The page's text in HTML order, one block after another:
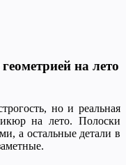
на лето
но и реальная
на лето. Полоски
а остальные детали в